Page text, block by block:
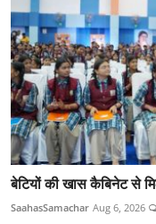
बेटियों की खास कैबिनेट से
SaahasSamachar Aug 6, 2026